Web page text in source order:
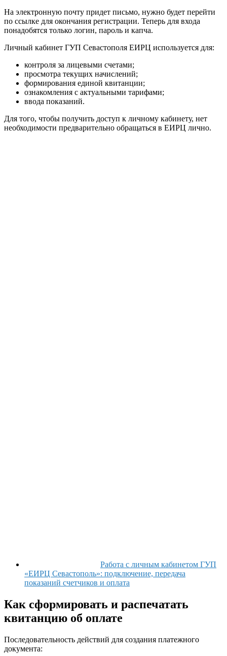
На электронную почту придет письмо, нужно будет перейти
по ссылке для окончания регистрации. Теперь для входа
понадобятся только логин, пароль и капча.
Личный кабинет ГУП Севастополя ЕИРЦ используется для:
контроля за лицевыми счетами;
просмотра текущих начислений;
формирования единой квитанции;
ознакомления с актуальными тарифами;
ввода показаний.
Для того, чтобы получить доступ к личному кабинету, нет
необходимости предварительно обращаться в ЕИРЦ лично.
Работа с личным кабинетом ГУП
«ЕИРЦ Севастополь»: подключение, передача
показаний счетчиков и оплата
Как сформировать и распечатать
квитанцию об оплате
Последовательность действий для создания платежного
документа: